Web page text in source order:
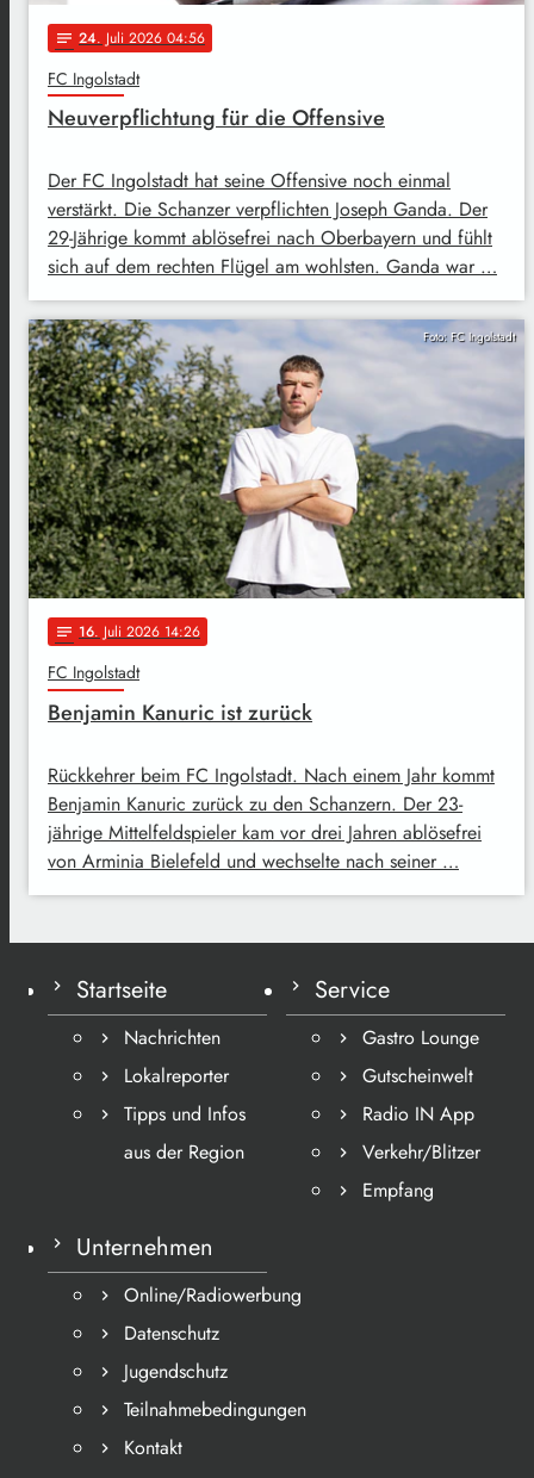
notes 24. Juli 2026 04:56
FC Ingolstadt
Neuverpflichtung für die Offensive
Der FC Ingolstadt hat seine Offensive noch einmal
verstärkt. Die Schanzer verpflichten Joseph Ganda. Der
29-Jährige kommt ablösefrei nach Oberbayern und fühlt
sich auf dem rechten Flügel am wohlsten. Ganda war …
Foto: FC Ingolstadt
notes 16. Juli 2026 14:26
FC Ingolstadt
Benjamin Kanuric ist zurück
Rückkehrer beim FC Ingolstadt. Nach einem Jahr kommt
Benjamin Kanuric zurück zu den Schanzern. Der 23-
jährige Mittelfeldspieler kam vor drei Jahren ablösefrei
von Arminia Bielefeld und wechselte nach seiner …
Startseite
Nachrichten
Lokalreporter
Tipps und Infos
aus der Region
Service
Gastro Lounge
Gutscheinwelt
Radio IN App
Verkehr/Blitzer
Empfang
Unternehmen
Online/Radiowerbung
Datenschutz
Jugendschutz
Teilnahmebedingungen
Kontakt